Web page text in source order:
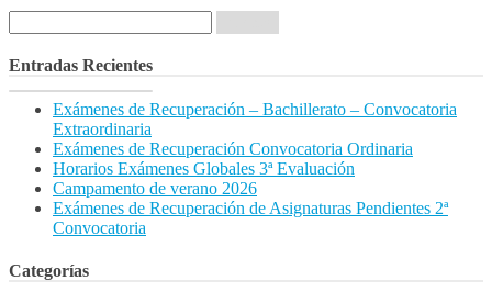
Entradas Recientes
Exámenes de Recuperación – Bachillerato – Convocatoria
Extraordinaria
Exámenes de Recuperación Convocatoria Ordinaria
Horarios Exámenes Globales 3ª Evaluación
Campamento de verano 2026
Exámenes de Recuperación de Asignaturas Pendientes 2ª
Convocatoria
Categorías